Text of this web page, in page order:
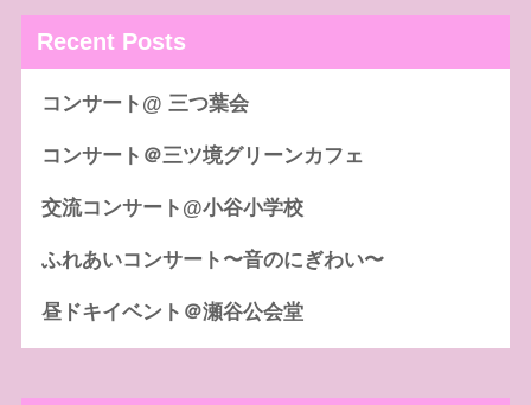
Recent Posts
コンサート@ 三つ葉会
コンサート＠三ツ境グリーンカフェ
交流コンサート@小谷小学校
ふれあいコンサート〜音のにぎわい〜
昼ドキイベント＠瀬谷公会堂